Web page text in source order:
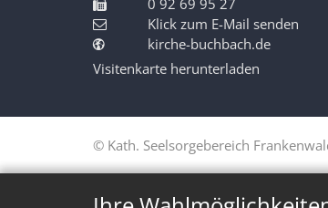
0 92 69 95 27
Klick zum E-Mail senden
kirche-buchbach.de
Visitenkarte herunterladen
© Kath. Seelsorgebereich